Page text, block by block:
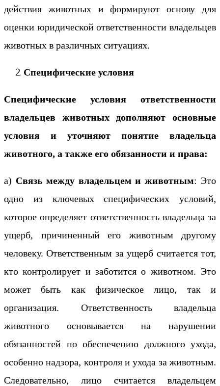
действия животных и формируют основу для
оценки юридической ответственности владельцев
животных в различных ситуациях.
Специфические условия
Специфические условия ответственности
владельцев животных дополняют основные
условия и уточняют понятие владельца
животного, а также его обязанности и права:
а) Связь между владельцем и животным: Это
одно из ключевых специфических условий,
которое определяет ответственность владельца за
ущерб, причиненный его животным другому
человеку. Ответственным за ущерб считается тот,
кто контролирует и заботится о животном. Это
может быть как физическое лицо, так и
организация. Ответственность владельца
животного основывается на нарушении
обязанностей по обеспечению должного ухода,
особенно надзора, контроля и ухода за животным.
Следовательно, лицо считается владельцем